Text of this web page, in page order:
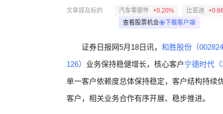
文章提及标的 汽车零部件 +0.20% 比亚迪
查看股票机会
下载客户端
证券日报网5月18日讯， 和胜股份（002824
126） 业务保持稳健增长，核心客户宁德时代（
单一客户依赖度总体保持稳定，客户结构持续优
客户，相关业务合作有序开展、稳步推进。